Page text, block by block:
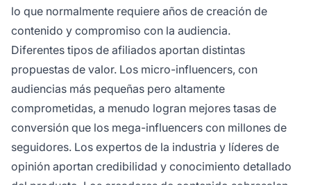
lo que normalmente requiere años de creación de
contenido y compromiso con la audiencia.
Diferentes tipos de afiliados aportan distintas
propuestas de valor. Los micro-influencers, con
audiencias más pequeñas pero altamente
comprometidas, a menudo logran mejores tasas de
conversión que los mega-influencers con millones de
seguidores. Los expertos de la industria y líderes de
opinión aportan credibilidad y conocimiento detallado